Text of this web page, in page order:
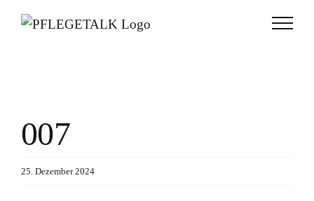
007
25. Dezember 2024